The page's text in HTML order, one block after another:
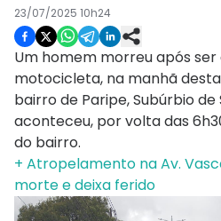
23/07/2025 10h24
Um homem morreu após
motocicleta, na manhã
bairro de Paripe, Subúrbio
aconteceu, por volta das
do bairro.
+ Atropelamento na Av.
morte e deixa ferido